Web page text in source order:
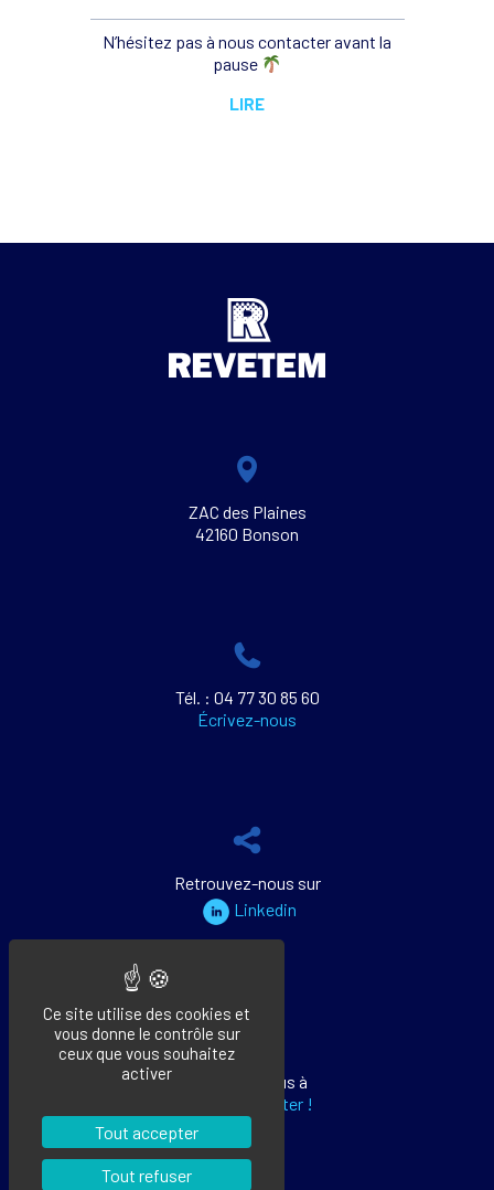
N’hésitez pas à nous contacter avant la
pause
LIRE
ZAC des Plaines
42160 Bonson
Tél. : 04 77 30 85 60
Écrivez-nous
Retrouvez-nous sur
Linkedin
Abonnez-vous à
notre newsletter !
Ce site utilise des cookies et
vous donne le contrôle sur
ceux que vous souhaitez
activer
Tout accepter
Tout refuser